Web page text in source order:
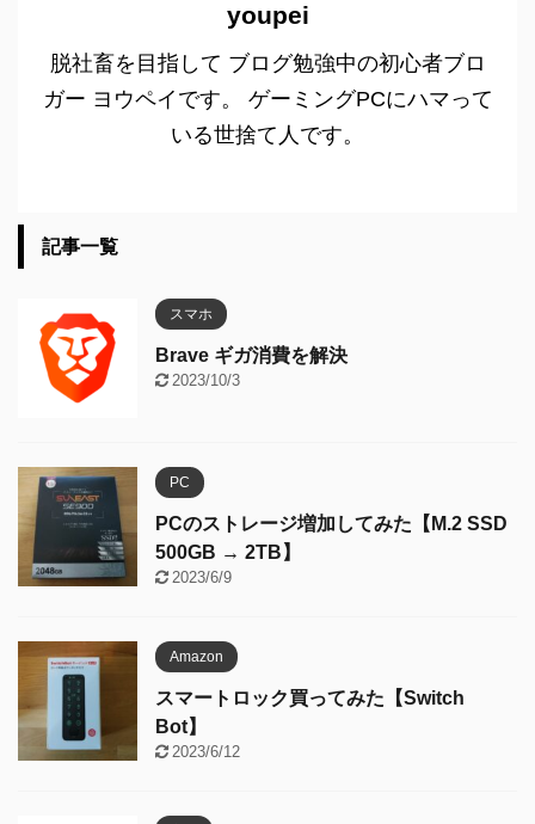
youpei
脱社畜を目指して ブログ勉強中の初心者ブロ
ガー ヨウペイです。 ゲーミングPCにハマって
いる世捨て人です。
記事一覧
スマホ
Brave ギガ消費を解決
2023/10/3
PC
PCのストレージ増加してみた【M.2 SSD
500GB → 2TB】
2023/6/9
Amazon
スマートロック買ってみた【Switch
Bot】
2023/6/12